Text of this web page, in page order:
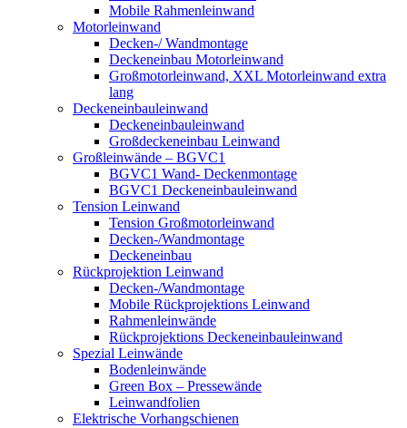
Mobile Rahmenleinwand
Motorleinwand
Decken-/ Wandmontage
Deckeneinbau Motorleinwand
Großmotorleinwand, XXL Motorleinwand extra
lang
Deckeneinbauleinwand
Deckeneinbauleinwand
Großdeckeneinbau Leinwand
Großleinwände – BGVC1
BGVC1 Wand- Deckenmontage
BGVC1 Deckeneinbauleinwand
Tension Leinwand
Tension Großmotorleinwand
Decken-/Wandmontage
Deckeneinbau
Rückprojektion Leinwand
Decken-/Wandmontage
Mobile Rückprojektions Leinwand
Rahmenleinwände
Rückprojektions Deckeneinbauleinwand
Spezial Leinwände
Bodenleinwände
Green Box – Pressewände
Leinwandfolien
Elektrische Vorhangschienen